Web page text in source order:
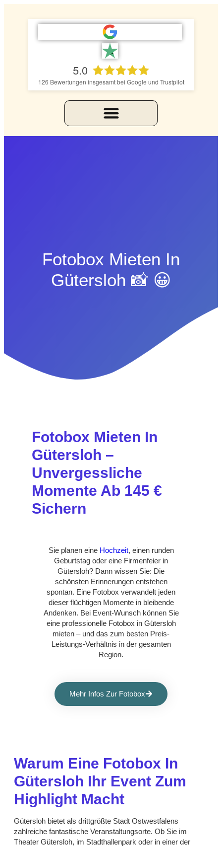
5.0
126 Bewertungen insgesamt bei Google und Trustpilot
Fotobox Mieten In
Gütersloh 📸 😀
Fotobox Mieten In
Gütersloh –
Unvergessliche
Momente Ab 145 €
Sichern
Sie planen eine Hochzeit, einen runden
Geburtstag oder eine Firmenfeier in
Gütersloh? Dann wissen Sie: Die
schönsten Erinnerungen entstehen
spontan. Eine Fotobox verwandelt jeden
dieser flüchtigen Momente in bleibende
Andenken. Bei Event-Wunsch können Sie
eine professionelle Fotobox in Gütersloh
mieten – und das zum besten Preis-
Leistungs-Verhältnis in der gesamten
Region.
Mehr Infos Zur Fotobox
Warum Eine Fotobox In
Gütersloh Ihr Event Zum
Highlight Macht
Gütersloh bietet als drittgrößte Stadt Ostwestfalens
zahlreiche fantastische Veranstaltungsorte. Ob Sie im
Theater Gütersloh, im Stadthallenpark oder in einer der